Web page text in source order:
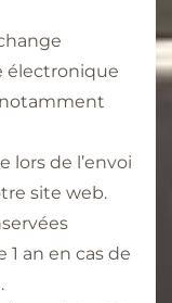
électronique
notamment
lors de l’envoi
site web.
an en cas de